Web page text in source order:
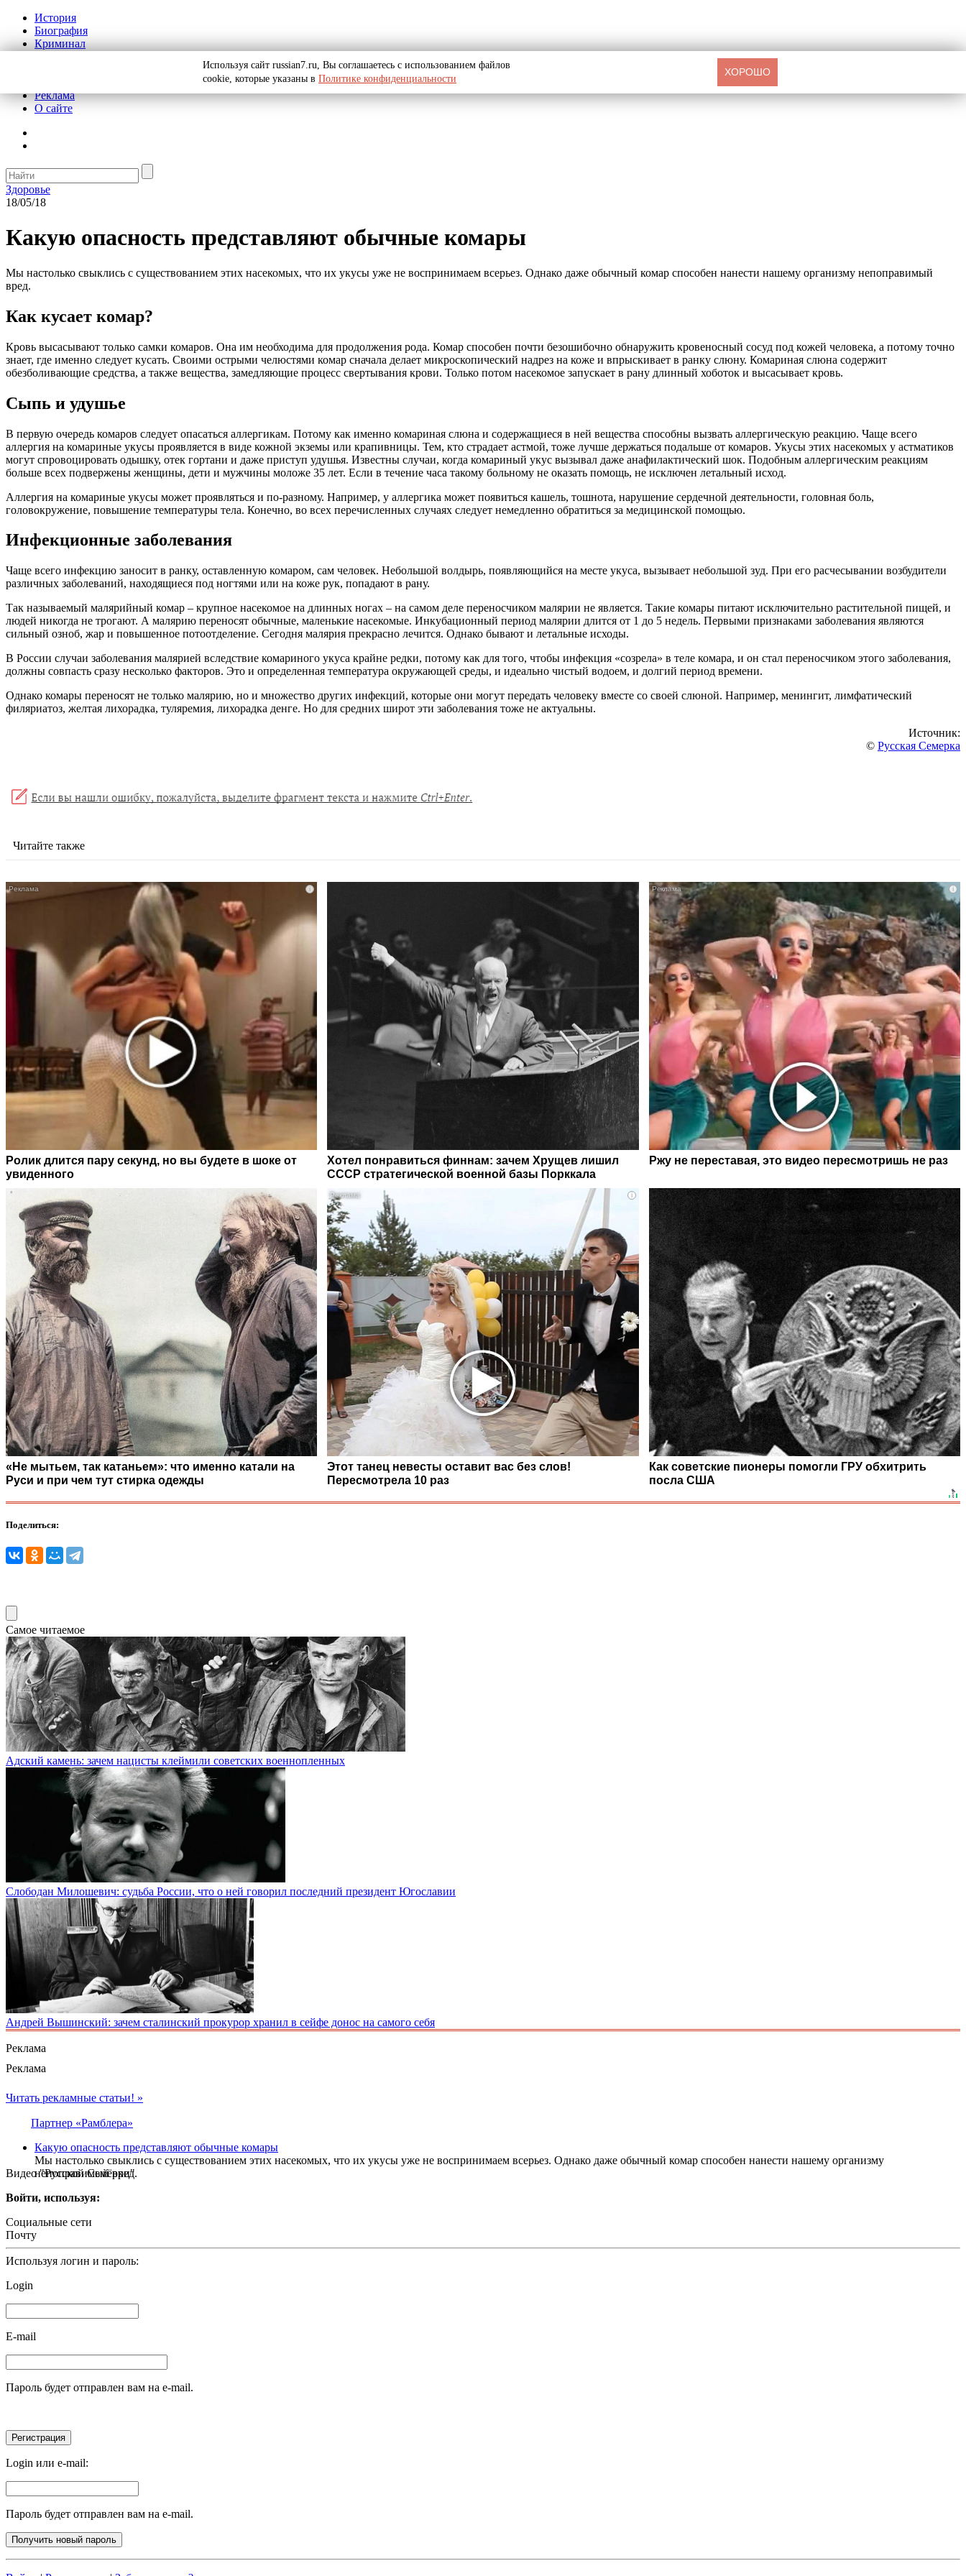
История
Биография
Криминал
Реклама
О сайте
Здоровье
18/05/18
Какую опасность представляют обычные комары
Мы настолько свыклись с существованием этих насекомых, что их укусы уже не воспринимаем всерьез. Однако даже обычный комар способен нанести нашему организму непоправимый
вред.
Как кусает комар?
Кровь высасывают только самки комаров. Она им необходима для продолжения рода. Комар способен почти безошибочно обнаружить кровеносный сосуд под кожей человека, а потому точно
знает, где именно следует кусать. Своими острыми челюстями комар сначала делает микроскопический надрез на коже и впрыскивает в ранку слюну. Комариная слюна содержит
обезболивающие средства, а также вещества, замедляющие процесс свертывания крови. Только потом насекомое запускает в рану длинный хоботок и высасывает кровь.
Сыпь и удушье
В первую очередь комаров следует опасаться аллергикам. Потому как именно комариная слюна и содержащиеся в ней вещества способны вызвать аллергическую реакцию. Чаще всего
аллергия на комариные укусы проявляется в виде кожной экземы или крапивницы. Тем, кто страдает астмой, тоже лучше держаться подальше от комаров. Укусы этих насекомых у астматиков
могут спровоцировать одышку, отек гортани и даже приступ удушья. Известны случаи, когда комариный укус вызывал даже анафилактический шок. Подобным аллергическим реакциям
больше всех подвержены женщины, дети и мужчины моложе 35 лет. Если в течение часа такому больному не оказать помощь, не исключен летальный исход.
Аллергия на комариные укусы может проявляться и по-разному. Например, у аллергика может появиться кашель, тошнота, нарушение сердечной деятельности, головная боль,
головокружение, повышение температуры тела. Конечно, во всех перечисленных случаях следует немедленно обратиться за медицинской помощью.
Инфекционные заболевания
Чаще всего инфекцию заносит в ранку, оставленную комаром, сам человек. Небольшой волдырь, появляющийся на месте укуса, вызывает небольшой зуд. При его расчесывании возбудители
различных заболеваний, находящиеся под ногтями или на коже рук, попадают в рану.
Так называемый малярийный комар – крупное насекомое на длинных ногах – на самом деле переносчиком малярии не является. Такие комары питают исключительно растительной пищей, и
людей никогда не трогают. А малярию переносят обычные, маленькие насекомые. Инкубационный период малярии длится от 1 до 5 недель. Первыми признаками заболевания являются
сильный озноб, жар и повышенное потоотделение. Сегодня малярия прекрасно лечится. Однако бывают и летальные исходы.
В России случаи заболевания малярией вследствие комариного укуса крайне редки, потому как для того, чтобы инфекция «созрела» в теле комара, и он стал переносчиком этого заболевания,
должны совпасть сразу несколько факторов. Это и определенная температура окружающей среды, и идеально чистый водоем, и долгий период времени.
Однако комары переносят не только малярию, но и множество других инфекций, которые они могут передать человеку вместе со своей слюной. Например, менингит, лимфатический
филяриатоз, желтая лихорадка, туляремия, лихорадка денге. Но для средних широт эти заболевания тоже не актуальны.
Источник:
© Русская Семерка
Читайте также
i
Ролик длится пару секунд, но вы будете в шоке от
увиденного
Хотел понравиться финнам: зачем Хрущев лишил
СССР стратегической военной базы Порккала
i
Ржу не переставая, это видео пересмотришь не раз
«Не мытьем, так катаньем»: что именно катали на
Руси и при чем тут стирка одежды
i
Этот танец невесты оставит вас без слов!
Пересмотрела 10 раз
Как советские пионеры помогли ГРУ обхитрить
посла США
Поделиться:
Самое читаемое
Адский камень: зачем нацисты клеймили советских военнопленных
Слободан Милошевич: судьба России, что о ней говорил последний президент Югославии
Андрей Вышинский: зачем сталинский прокурор хранил в сейфе донос на самого себя
Реклама
Реклама
Видео "Русской Семёрки"
Читать рекламные статьи! »
Партнер «Рамблера»
Какую опасность представляют обычные комары
Мы настолько свыклись с существованием этих насекомых, что их укусы уже не воспринимаем всерьез. Однако даже обычный комар способен нанести нашему организму
непоправимый вред.
Войти, используя:
Социальные сети
Почту
Используя логин и пароль:
Login
E-mail
Пароль будет отправлен вам на e-mail.
Login или e-mail:
Пароль будет отправлен вам на e-mail.
Используя сайт russian7.ru, Вы соглашаетесь с использованием файлов
cookie, которые указаны в Политике конфиденциальности
ХОРОШО